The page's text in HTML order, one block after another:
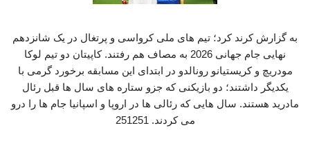
به گزارش کرند کرد؛ تیم های ملی کرواسی و پرتغال در یک شانزدهم
نهایی جام جهانی 2026 به مصاف هم رفتند. کاپیتان دو تیم لوکا
مودریچ و کریستیانو رونالدو در ابتدای این مسابقه برخورد گرمی با
یکدیگر داشتند؛ دو بازیکنی که جزو ستاره های سال ها قبل رئال
مادرید هستند. سال هایی که رئالی ها در اروپا و اسپانیا جام ها را درو
می کردند. 251251